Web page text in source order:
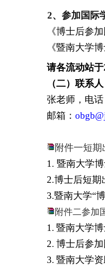
2、参加国际
《博士后参
《暨南大学
请各流动站于
（二）联系人
张老师，电话
邮箱：
附件一短期
1. 暨南大学
2.博士后短期
3.暨南大学“
附件二参加
1. 暨南大学
2. 博士后参
3. 暨南大学